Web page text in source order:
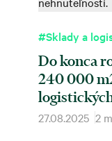
#Sklady a
Do konca
240 000
27.08.2025 2